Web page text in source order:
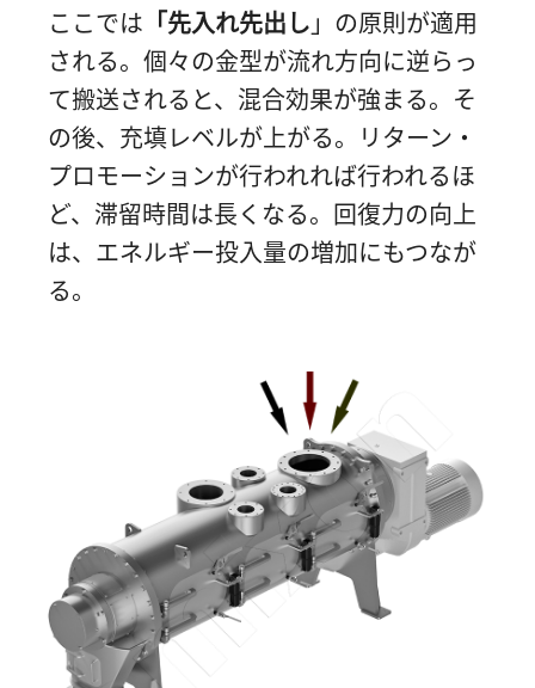
ここでは 「先入れ先出し 」の原則が適用
される。個々の金型が流れ方向に逆らっ
て搬送されると、混合効果が強まる。そ
の後、充填レベルが上がる。リターン・
プロモーションが行われれば行われるほ
ど、滞留時間は長くなる。回復力の向上
は、エネルギー投入量の増加にもつなが
る。